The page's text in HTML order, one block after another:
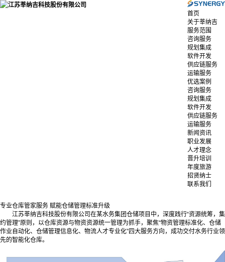
首页
关于莘纳吉
服务范围
咨询服务
规划集成
软件开发
供应链服务
运输服务
优选案例
咨询服务
规划集成
软件开发
供应链服务
运输服务
新闻资讯
职业发展
人才理念
晋升培训
年度旅游
招贤纳士
联系我们
专业仓库管家服务 赋能仓储管理标准升级
江苏莘纳吉科技股份有限公司在某水务集团仓储项目中，深度践行“资源统筹，集
约管理”原则，以仓库资源与物资资源统一管理为抓手，聚焦“物资管理标准化、仓储
作业自动化、仓储管理信息化、物流人才专业化”四大服务方向，成功交付水务行业领
先的智能化仓库。